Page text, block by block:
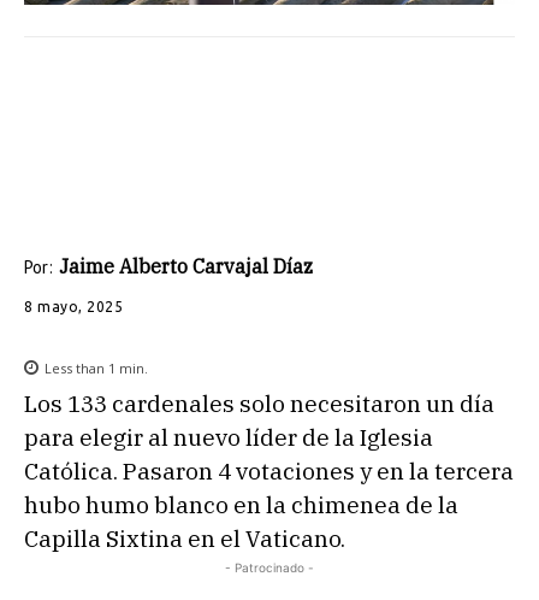
Por: Jaime Alberto Carvajal Díaz
8 mayo, 2025
Less than 1 min.
Los 133 cardenales solo necesitaron un día
para elegir al nuevo líder de la Iglesia
Católica. Pasaron 4 votaciones y en la tercera
hubo humo blanco en la chimenea de la
Capilla Sixtina en el Vaticano.
- Patrocinado -